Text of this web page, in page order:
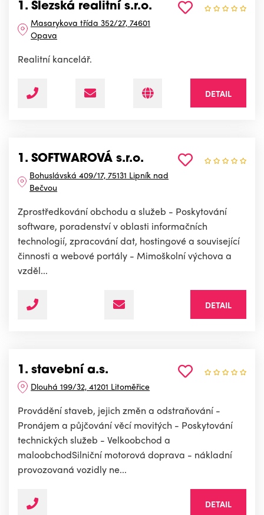
1. Slezská realitní s.r.o.
Masarykova třída 352/27, 74601
Opava
Realitní kancelář.
DETAIL
1. SOFTWAROVÁ s.r.o.
Bohuslávská 409/17, 75131 Lipník nad
Bečvou
Zprostředkování obchodu a služeb - Poskytování
software, poradenství v oblasti informačních
technologií, zpracování dat, hostingové a související
činnosti a webové portály - Mimoškolní výchova a
vzděl...
DETAIL
1. stavební a.s.
Dlouhá 199/32, 41201 Litoměřice
Provádění staveb, jejich změn a odstraňování -
Pronájem a půjčování věcí movitých - Poskytování
technických služeb - Velkoobchod a
maloobchodSilniční motorová doprava - nákladní
provozovaná vozidly ne...
DETAIL